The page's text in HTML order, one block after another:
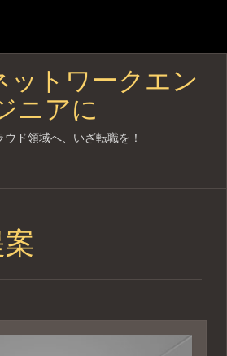
ットワークエン
ニアに
ウド領域へ、いざ転職を！